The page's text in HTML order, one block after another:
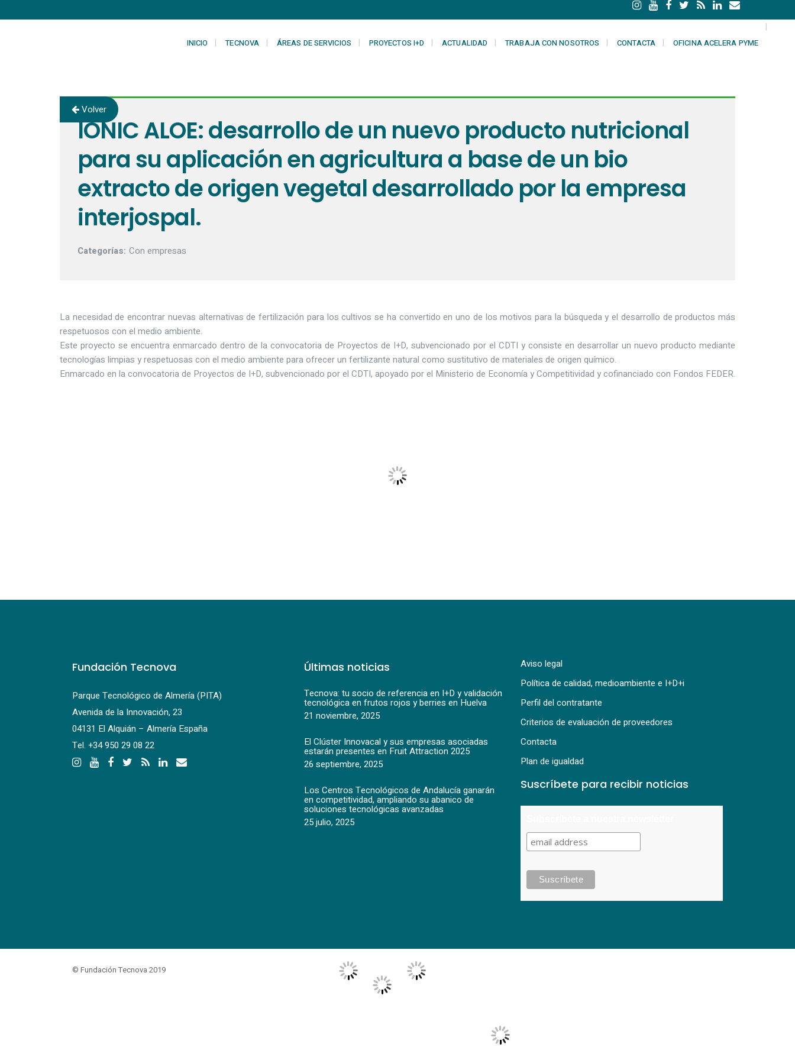
INICIO TECNOVA ÁREAS DE SERVICIOS PROYECTOS I+D ACTUALIDAD TRABAJA CON NOSOTROS CONTACTA OFICINA ACELERA PYME
IONIC ALOE: desarrollo de un nuevo producto nutricional
para su aplicación en agricultura a base de un bio
extracto de origen vegetal desarrollado por la empresa
interjospal.
Categorías: Con empresas
La necesidad de encontrar nuevas alternativas de fertilización para los cultivos se ha convertido en uno de los motivos para la búsqueda y el desarrollo de productos más
respetuosos con el medio ambiente.
Este proyecto se encuentra enmarcado dentro de la convocatoria de Proyectos de I+D, subvencionado por el CDTI y consiste en desarrollar un nuevo producto mediante
tecnologías limpias y respetuosas con el medio ambiente para ofrecer un fertilizante natural como sustitutivo de materiales de origen químico.
Enmarcado en la convocatoria de Proyectos de I+D, subvencionado por el CDTI, apoyado por el Ministerio de Economía y Competitividad y cofinanciado con Fondos FEDER.
Volver
Fundación Tecnova
Parque Tecnológico de Almería (PITA)
Avenida de la Innovación, 23
04131 El Alquián – Almería España
Tel. +34 950 29 08 22
Últimas noticias
Tecnova: tu socio de referencia en I+D y validación
tecnológica en frutos rojos y berries en Huelva
21 noviembre, 2025
El Clúster Innovacal y sus empresas asociadas
estarán presentes en Fruit Attraction 2025
26 septiembre, 2025
Los Centros Tecnológicos de Andalucía ganarán
en competitividad, ampliando su abanico de
soluciones tecnológicas avanzadas
25 julio, 2025
Aviso legal
Política de calidad, medioambiente e I+D+i
Perfil del contratante
Criterios de evaluación de proveedores
Contacta
Plan de igualdad
Suscríbete para recibir noticias
© Fundación Tecnova 2019